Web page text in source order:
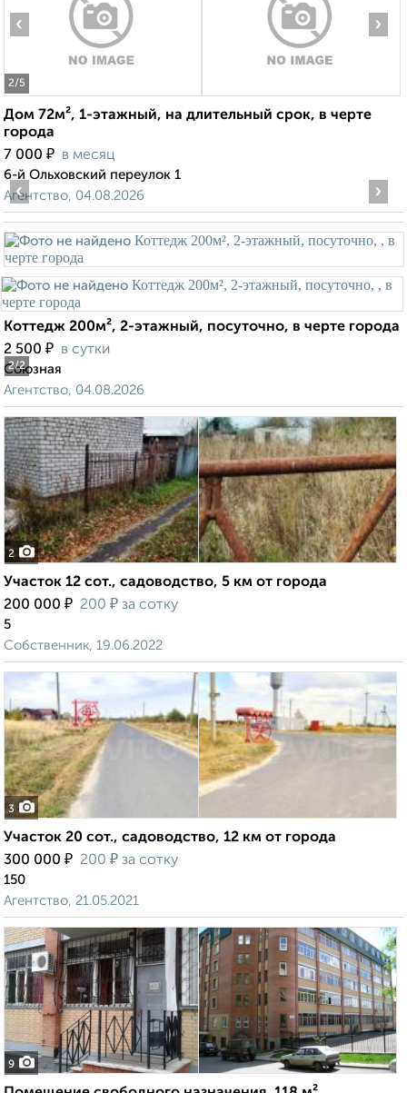
2/5
‹ ›
Дом 72м², 1-этажный, на длительный срок, в черте
города
7 000 ₽ в месяц
6-й Ольховский переулок 1
Агентство, 04.08.2026
2/2
‹ ›
Коттедж 200м², 2-этажный, посуточно, в черте города
2 500 ₽ в сутки
Союзная
Агентство, 04.08.2026
2
Участок 12 сот., садоводство, 5 км от города
200 000 ₽ 200 ₽ за сотку
5
Собственник, 19.06.2022
3
Участок 20 сот., садоводство, 12 км от города
300 000 ₽ 200 ₽ за сотку
150
Агентство, 21.05.2021
9